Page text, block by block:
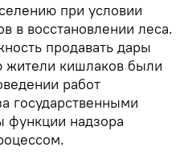
при условии
в восстановлении леса.
продавать дары
жители кишлаков были
работ
государственными
функции надзора